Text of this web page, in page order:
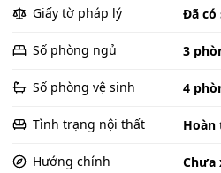
Giấy tờ pháp lý Đã có
Số phòng ngủ 3
Số phòng vệ sinh 4
Tình trạng nội thất Hoàn
Hướng chính Chưa